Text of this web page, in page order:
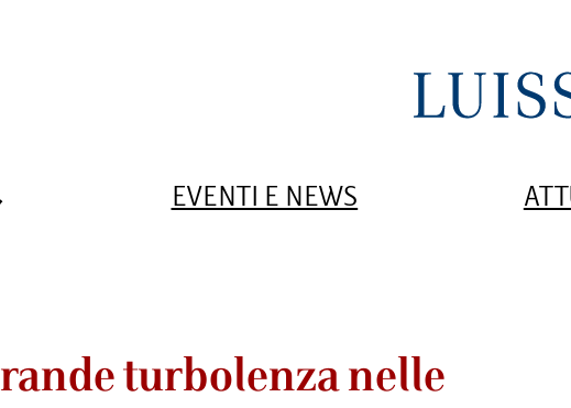
EVENTI E NEWS
turbolenza nelle